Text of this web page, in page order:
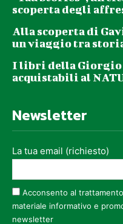
scoperta degli
Alla scoperta di
un viaggio tra
I libri della Giorgio
acquistabili al
Newsletter
La tua email (richiesto)
Acconsento al
materiale informativo e
newsletter